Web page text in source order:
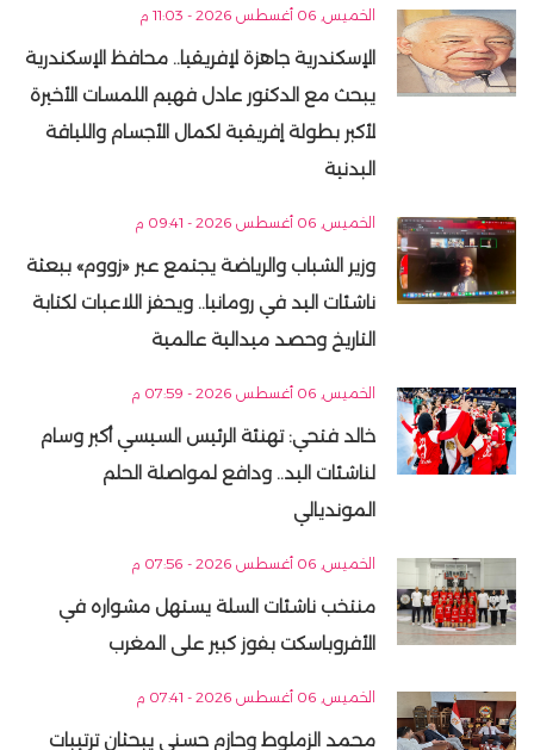
الخميس, 06 أغسطس 2026 - 11:03 م
الإسكندرية جاهزة لإفريقيا.. محافظ الإسكندرية
يبحث مع الدكتور عادل فهيم اللمسات الأخيرة
لأكبر بطولة إفريقية لكمال الأجسام واللياقة
البدنية
الخميس, 06 أغسطس 2026 - 09:41 م
وزير الشباب والرياضة يجتمع عبر «زووم» ببعثة
ناشئات اليد في رومانيا.. ويحفز اللاعبات لكتابة
التاريخ وحصد ميدالية عالمية
الخميس, 06 أغسطس 2026 - 07:59 م
خالد فتحي: تهنئة الرئيس السيسي أكبر وسام
لناشئات اليد.. ودافع لمواصلة الحلم
المونديالي
الخميس, 06 أغسطس 2026 - 07:56 م
منتخب ناشئات السلة يستهل مشواره في
الأفروباسكت بفوز كبير على المغرب
الخميس, 06 أغسطس 2026 - 07:41 م
محمد الزملوط وحازم حسني يبحثان ترتيبات